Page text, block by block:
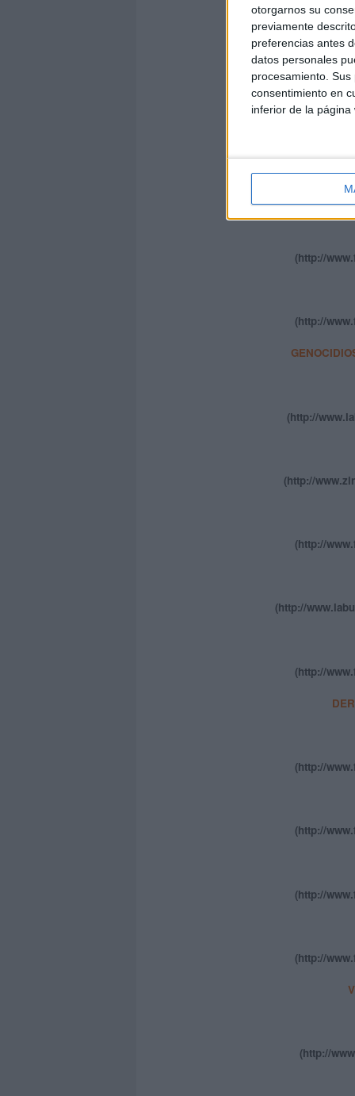
otorgarnos su
previamente
preferencias antes
datos personales
procesamiento.
consentimiento en
inferior de la página
(http://
(http://
(http://
(http://
(http://
(http://
(http://
(http://
(http://
(http://
(http://
(http://
(http://
(http://
(http://